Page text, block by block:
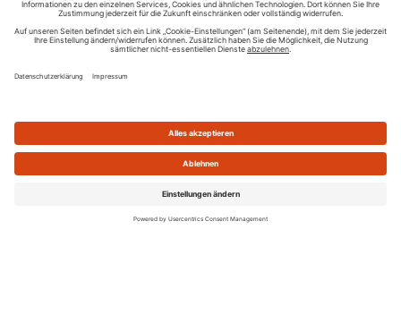
Impressum
Kontakt
Datenschutzinformation
Cookie-Einstellungen
Was ist ein RSS Feed?
Die besten RSS Reader
101-200|200-300